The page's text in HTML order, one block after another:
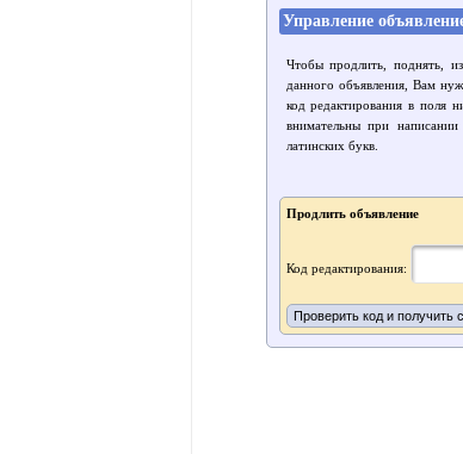
Управление
Чтобы продлить, поднять,
данного объявления, Вам
код редактирования в поля
внимательны при
латинских букв.
Продлить объявление
Код редактирования: